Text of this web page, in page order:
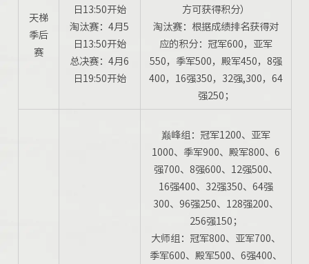
天梯
季后
赛
日13:50开始
淘汰赛：4月5
日13:50开始
总决赛：4月6
日19:50开始
方可获得积分）
淘汰赛：根据成绩排名获得对
应的积分：冠军600，亚军
550，季军500，殿军450，8强
400，16强350，32强,300，64
强250；
巅峰组：冠军1200、亚军
1000、季军900、殿军800、6
强700、8强600、12强500、
16强400、32强350、64强
300、96强250、128强200、
256强150；
大师组：冠军800、亚军700、
季军600、殿军500、6强400、